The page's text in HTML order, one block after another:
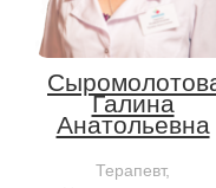
Галина
Анатольевна
Терапевт,